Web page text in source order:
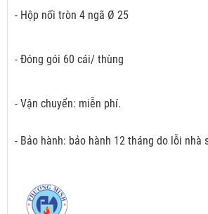
- Hộp nối tròn 4 ngã Ø 25
- Đóng gói 60 cái/ thùng
- Vận chuyển: miễn phí.
- Bảo hành: bảo hành 12 tháng do lỗi nhà